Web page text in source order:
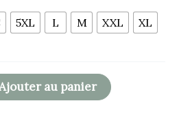
5XL L M XXL
XL
au panier